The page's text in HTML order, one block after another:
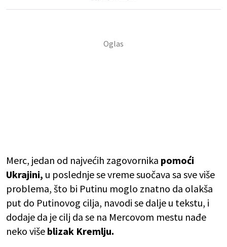
Merc, jedan od najvećih zagovornika pomoći
Ukrajini, u poslednje se vreme suočava sa sve više
problema, što bi Putinu moglo znatno da olakša
put do Putinovog cilja, navodi se dalje u tekstu, i
dodaje da je cilj da se na Mercovom mestu nađe
neko više blizak Kremlju.